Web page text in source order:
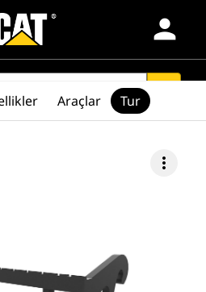
person
more_vert
Araçlar Tur